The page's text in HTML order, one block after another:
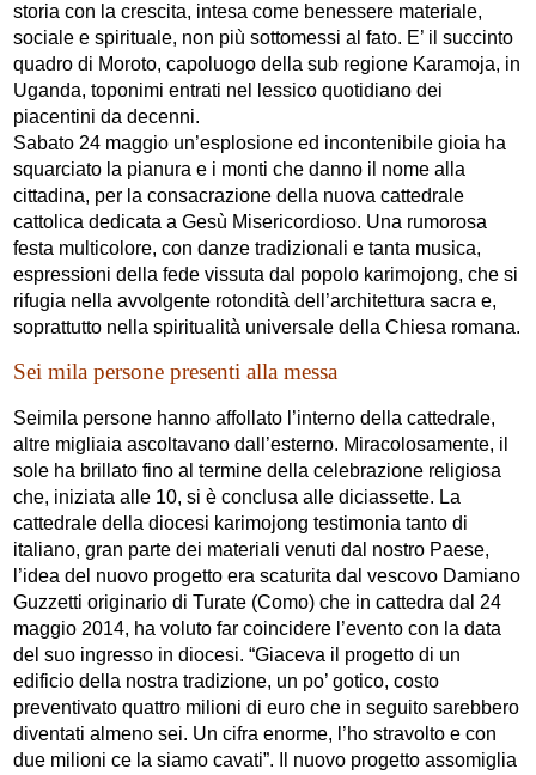
storia con la crescita, intesa come benessere materiale,
sociale e spirituale, non più sottomessi al fato. E’ il succinto
quadro di Moroto, capoluogo della sub regione Karamoja, in
Uganda, toponimi entrati nel lessico quotidiano dei
piacentini da decenni.
Sabato 24 maggio un’esplosione ed incontenibile gioia ha
squarciato la pianura e i monti che danno il nome alla
cittadina, per la consacrazione della nuova cattedrale
cattolica dedicata a Gesù Misericordioso. Una rumorosa
festa multicolore, con danze tradizionali e tanta musica,
espressioni della fede vissuta dal popolo karimojong, che si
rifugia nella avvolgente rotondità dell’architettura sacra e,
soprattutto nella spiritualità universale della Chiesa romana.
Sei mila persone presenti alla messa
Seimila persone hanno affollato l’interno della cattedrale,
altre migliaia ascoltavano dall’esterno. Miracolosamente, il
sole ha brillato fino al termine della celebrazione religiosa
che, iniziata alle 10, si è conclusa alle diciassette. La
cattedrale della diocesi karimojong testimonia tanto di
italiano, gran parte dei materiali venuti dal nostro Paese,
l’idea del nuovo progetto era scaturita dal vescovo Damiano
Guzzetti originario di Turate (Como) che in cattedra dal 24
maggio 2014, ha voluto far coincidere l’evento con la data
del suo ingresso in diocesi. “Giaceva il progetto di un
edificio della nostra tradizione, un po’ gotico, costo
preventivato quattro milioni di euro che in seguito sarebbero
diventati almeno sei. Un cifra enorme, l’ho stravolto e con
due milioni ce la siamo cavati”. Il nuovo progetto assomiglia